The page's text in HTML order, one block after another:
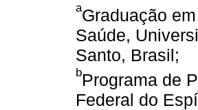
aGraduação
Saúde,
Santo, Brasil;
bPrograma de
Federal do